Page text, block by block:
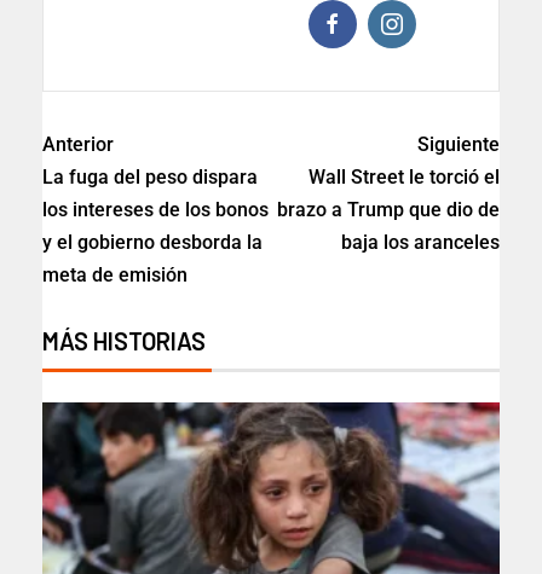
Anterior
La fuga del peso dispara
los intereses de los bonos
y el gobierno desborda la
meta de emisión
Siguiente
Wall Street le torció el
brazo a Trump que dio de
baja los aranceles
MÁS HISTORIAS